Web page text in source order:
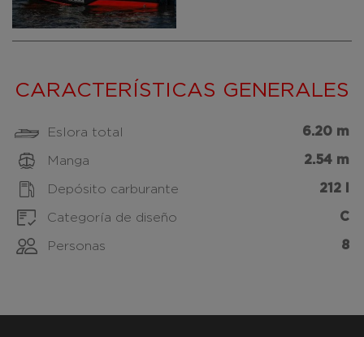
CARACTERÍSTICAS GENERALES
Eslora total 6.20 m
Manga 2.54 m
Depósito carburante 212 l
Categoría de diseño C
Personas 8